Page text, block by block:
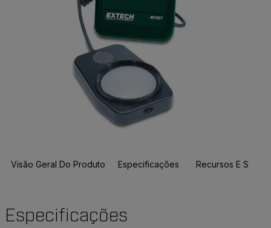
Visão Geral Do Produto Especificações Recursos E
Especificações